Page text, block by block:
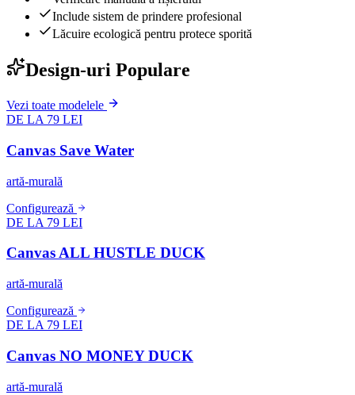
Include sistem de prindere profesional
Lăcuire ecologică pentru protece sporită
Design-uri Populare
Vezi toate modelele
DE LA 79 LEI
Canvas Save Water
artă-murală
Configurează
DE LA 79 LEI
Canvas ALL HUSTLE DUCK
artă-murală
Configurează
DE LA 79 LEI
Canvas NO MONEY DUCK
artă-murală